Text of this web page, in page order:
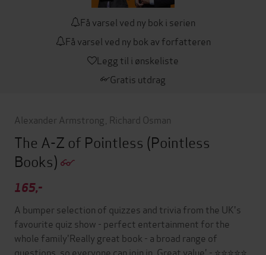
Få varsel ved ny bok i serien
Få varsel ved ny bok av forfatteren
Legg til i ønskeliste
Gratis utdrag
Alexander Armstrong Richard Osman
The A-Z of Pointless (Pointless
Books)
165,-
A bumper selection of quizzes and trivia from the UK's
favourite quiz show - perfect entertainment for the
whole family'Really great book - a broad range of
questions, so everyone can join in. Great value' - ⭐⭐⭐⭐⭐